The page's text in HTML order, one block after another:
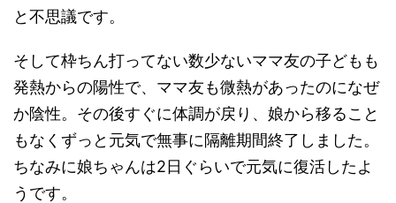
と不思議です。
そして枠ちん打ってない数少ないママ友の子どもも
発熱からの陽性で、ママ友も微熱があったのになぜ
か陰性。その後すぐに体調が戻り、娘から移ること
もなくずっと元気で無事に隔離期間終了しました。
ちなみに娘ちゃんは2日ぐらいで元気に復活したよ
うです。